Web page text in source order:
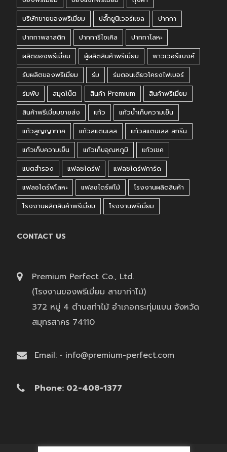
บริษัทขายของพรีเมี่ยม
ปลั๊กยูนิเวอร์แซล
ปากกา
ปากกาพลาสติก
ปากการีไซเคิล
ปากกาโลหะ
ผลิตของพรีเมี่ยม
ผู้ผลิตสินค้าพรีเมี่ยม
พาวเวอร์แบงค์
รับผลิตของพรีเมี่ยม
ร่ม
ร่มตอนเดียวโครงไฟเบอร์
ร่มพับ
สมุดโน๊ต สินค้า Premium
สินค้าพรีเมี่ยม
สินค้าพรีเมี่ยมขายส่ง
แก้ว
แก้วน้ำเก็บความเย็น
แก้วสูญญากาศ
แก้วสแตนเลส
แก้วสแตนเลส สกรีน
แก้วเก็บความเย็น
แก้วเก็บอุณหภูมิ
แก้วเชค
แบตสำรอง
แฟลชไดร์ฟ
แฟลชไดร์ฟการ์ด
แฟลชไดร์ฟโลหะ
แฟลชไดร์ฟไม้
โรงงานผลิตสินค้า
โรงงานผลิตสินค้าพรีเมี่ยม
โรงงานพรีเมี่ยม
CONTACT US
Premium Perfect Co., Ltd.
(โรงงานของพรีเมี่ยม สาขาท่าไม้)
372 หมู่ 4 ตำบลท่าไม้ อำเภอกระทุ่มแบน จังหวัด
สมุทรสาคร 74110
Email: • info@premium-perfect.com
Phone: 02-408-1377